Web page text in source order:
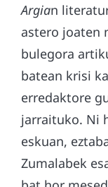
Argian
astero joaten
bulegora
batean krisi
erredaktore
jarraituko. Ni
eskuan,
Zumalabek